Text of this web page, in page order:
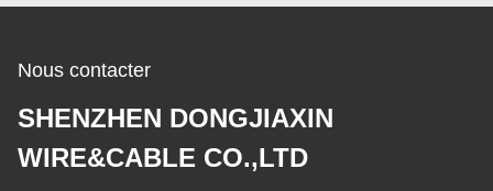
Nous contacter
SHENZHEN DONGJIAXIN
WIRE&CABLE CO.,LTD